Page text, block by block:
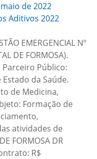
de 2022
Aditivos 2022
EMERGENCIAL Nº
DE FORMOSA).
Parceiro Público:
da Saúde.
de Medicina,
Formação de
atividades de
FORMOSA DR
R$